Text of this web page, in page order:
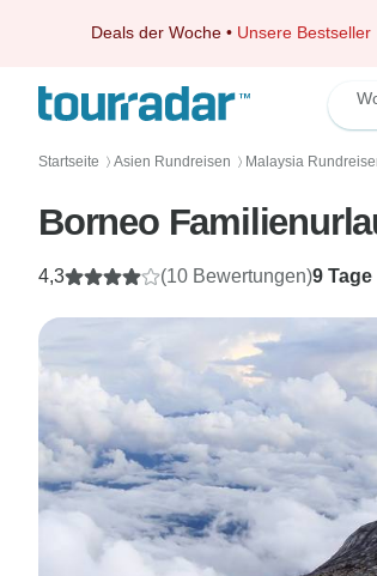
Deals der Woche • Unsere Bestseller
Startseite 〉 Asien Rundreisen 〉 Malaysia
Borneo
9 Tage
4,3 (10 Bewertungen)